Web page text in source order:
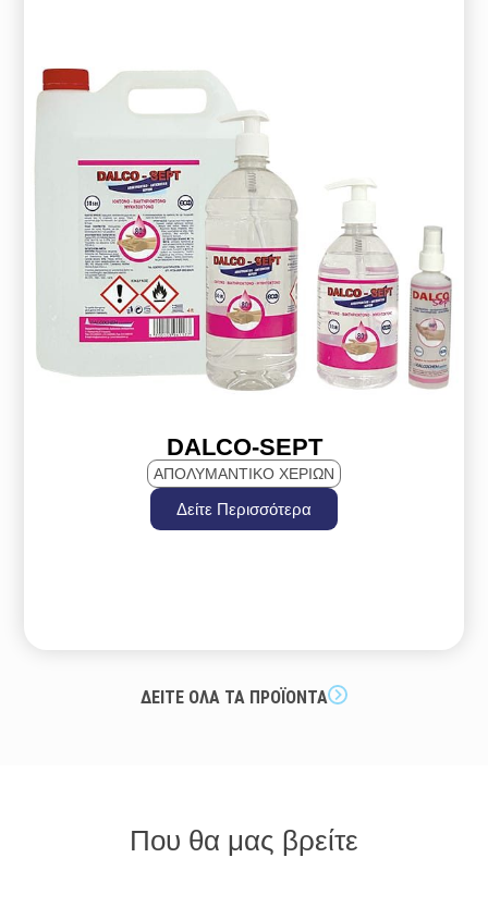
DALCO-SEPT
ΑΠΟΛΥΜΑΝΤΙΚΟ ΧΕΡΙΩΝ
Δείτε Περισσότερα
ΔΕΙΤΕ ΟΛΑ ΤΑ ΠΡΟΪΟΝΤΑ
Που θα μας βρείτε